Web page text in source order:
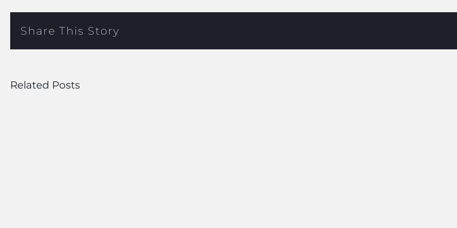
Share This Story
Related Posts